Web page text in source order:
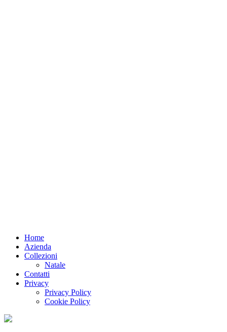
Home
Azienda
Collezioni
Natale
Contatti
Privacy
Privacy Policy
Cookie Policy